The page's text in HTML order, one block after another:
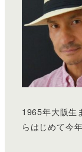
1965年大阪生
らはじめて今